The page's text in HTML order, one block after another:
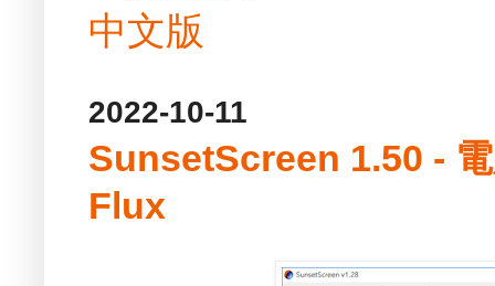
中文版
2022-10-11
SunsetScreen 1.50 -
Flux